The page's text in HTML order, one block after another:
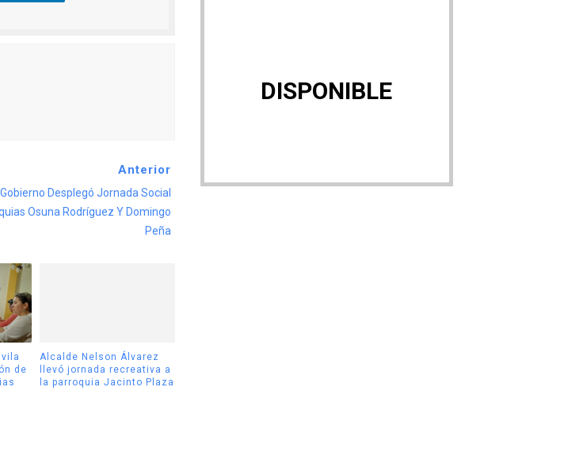
Anterior
Desplegó Jornada Social
Osuna Rodríguez Y Domingo
Peña
de
Alcalde Nelson Álvarez
llevó jornada recreativa a
la parroquia Jacinto Plaza
DISPONIBLE